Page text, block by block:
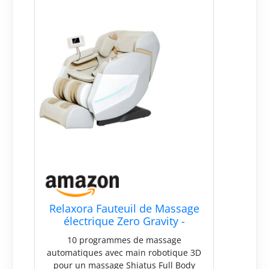
Relaxora Fauteuil de Massage
électrique Zero Gravity -
Fauteuil de Massage Shiatsu
inclinable avec roulettes pour
Les Pieds - Système de
10 programmes de massage
automatiques avec main robotique 3D
pour un massage Shiatus Full Body